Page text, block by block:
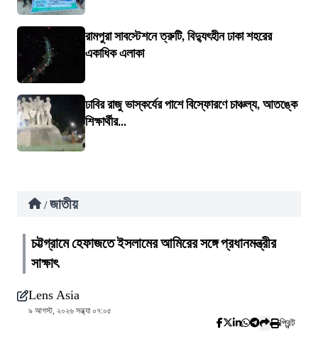
রামপুরা সাবস্টেশনে ত্রুটি, বিদ্যুৎহীন ঢাকা শহরের
একাধিক এলাকা
ঢাবির রাজু ভাস্কর্যের পাশে বিস্ফোরণে চাঞ্চল্য, আতঙ্কে
শিক্ষার্থীর...
/ জাতীয়
চট্টগ্রামে হেফাজতে ইসলামের আমিরের সঙ্গে প্রধানমন্ত্রীর
সাক্ষাৎ
Lens Asia
৯ আগস্ট, ২০২৬ সন্ধ্যা ০৭:০৫
প্রিন্ট